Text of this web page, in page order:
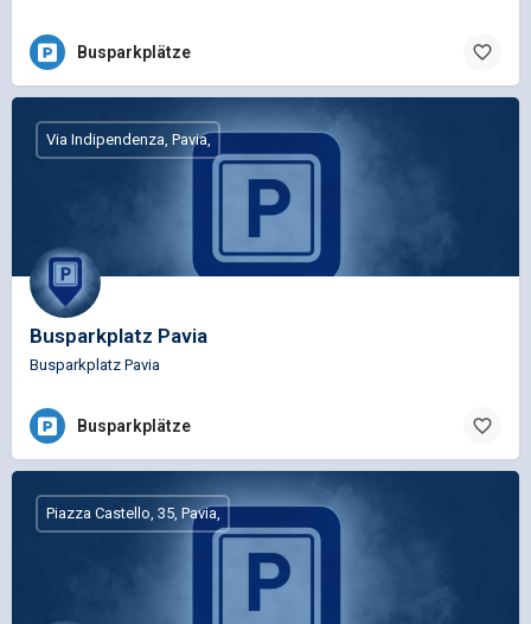
Busparkplätze
Busparkplatz Pavia
Busparkplatz Pavia
Via Indipendenza, Pavia,
Busparkplätze
Piazza Castello, 35, Pavia,